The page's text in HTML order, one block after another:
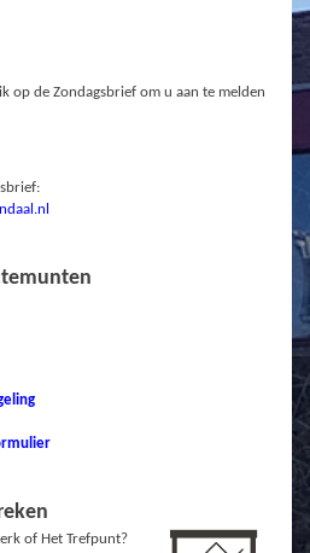
op de Zondagsbrief om u aan te melden
of Het Trefpunt?